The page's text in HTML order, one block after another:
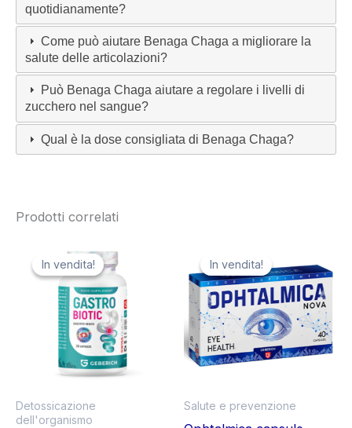
quotidianamente?
Come può aiutare Benaga Chaga a migliorare la
salute delle articolazioni?
Può Benaga Chaga aiutare a regolare i livelli di
zucchero nel sangue?
Qual è la dose consigliata di Benaga Chaga?
Prodotti correlati
In vendita!
In vendita!
Detossicazione
dell'organismo
In vendita!
In vendita!
Salute e prevenzione